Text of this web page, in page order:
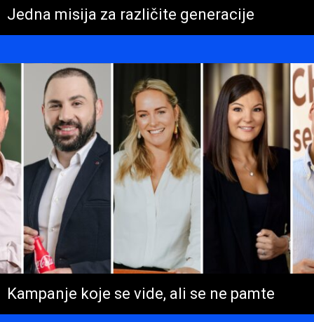
Jedna misija za različite generacije
Kampanje koje se vide, ali se ne pamte